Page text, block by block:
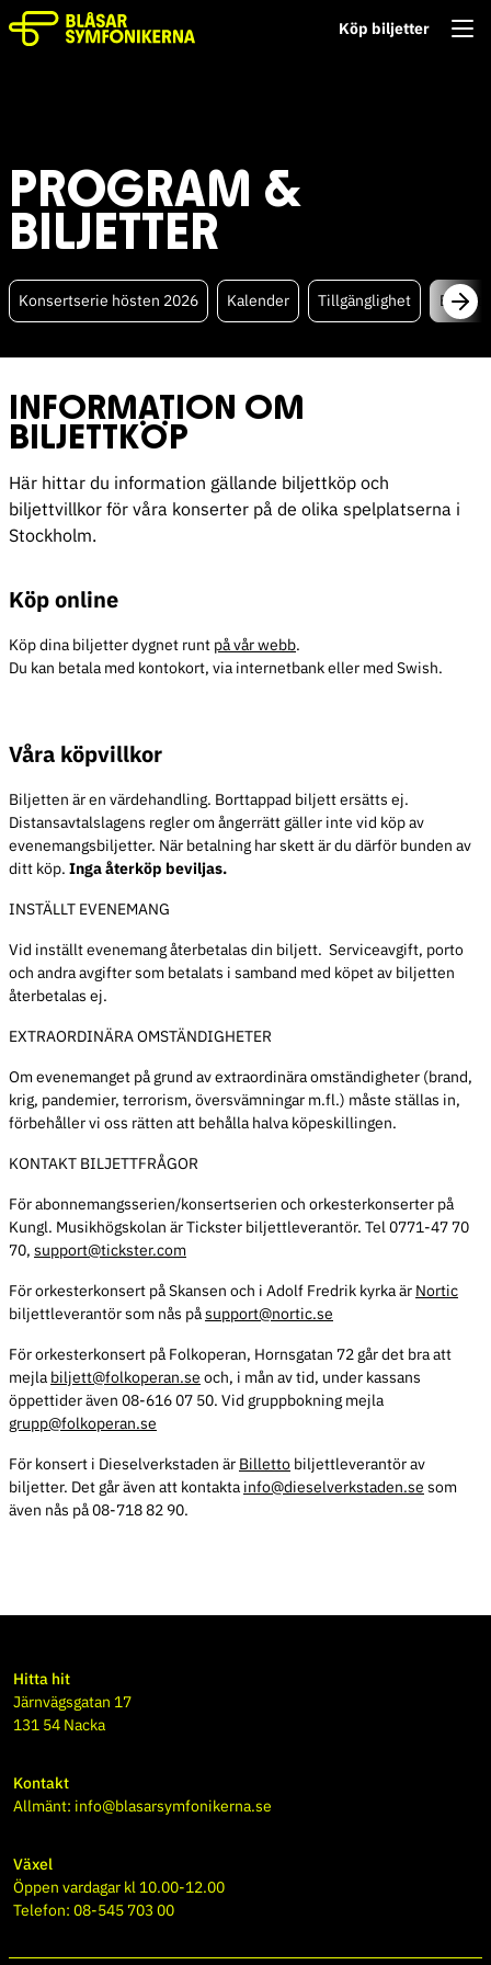
Köp biljetter
PROGRAM &
BILJETTER
Konsertserie hösten 2026 Kalender Tillgänglighet
INFORMATION OM
BILJETTKÖP
Här hittar du information gällande biljettköp och
biljettvillkor för våra konserter på de olika spelplatserna i
Stockholm.
Köp online
Köp dina biljetter dygnet runt på vår webb.
Du kan betala med kontokort, via internetbank eller med Swish.
Våra köpvillkor
Biljetten är en värdehandling. Borttappad biljett ersätts ej.
Distansavtalslagens regler om ångerrätt gäller inte vid köp av
evenemangsbiljetter. När betalning har skett är du därför bunden av
ditt köp. Inga återköp beviljas.
INSTÄLLT EVENEMANG
Vid inställt evenemang återbetalas din biljett. Serviceavgift, porto
och andra avgifter som betalats i samband med köpet av biljetten
återbetalas ej.
EXTRAORDINÄRA OMSTÄNDIGHETER
Om evenemanget på grund av extraordinära omständigheter (brand,
krig, pandemier, terrorism, översvämningar m.fl.) måste ställas in,
förbehåller vi oss rätten att behålla halva köpeskillingen.
KONTAKT BILJETTFRÅGOR
För abonnemangsserien/konsertserien och orkesterkonserter på
Kungl. Musikhögskolan är Tickster biljettleverantör. Tel 0771-47 70
70, support@tickster.com
För orkesterkonsert på Skansen och i Adolf Fredrik kyrka är Nortic
biljettleverantör som nås påsupport@nortic.se
För orkesterkonsert på Folkoperan, Hornsgatan 72 går det bra att
mejla biljett@folkoperan.se och, i mån av tid, under kassans
öppettider även 08-616 07 50. Vid gruppbokning mejla
grupp@folkoperan.se
För konsert i Dieselverkstaden är Billetto biljettleverantör av
biljetter. Det går även att kontakta info@dieselverkstaden.se som
även nås på 08-718 82 90.
Hitta hit
Järnvägsgatan 17
131 54 Nacka
Kontakt
Allmänt: info@blasarsymfonikerna.se
Växel
Öppen vardagar kl 10.00-12.00
Telefon: 08-545 703 00